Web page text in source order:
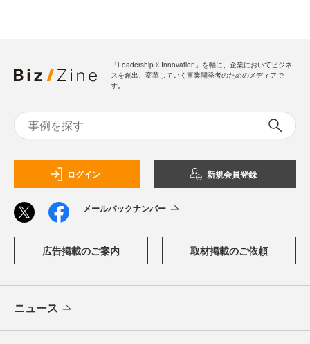
「Leadership ☓ Innovation」を軸に、企業においてビジネ
スを創出、変革していく事業開発者のためのメディアで
す。
ログイン 新規会員登録
メールバックナンバー
広告掲載のご案内 取材掲載のご依頼
ニュース